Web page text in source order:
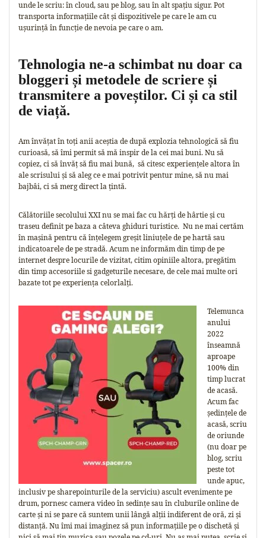
unde le scriu: în cloud, sau pe blog, sau în alt spațiu sigur. Pot
transporta informațiile cât și dispozitivele pe care le am cu
ușurință în funcție de nevoia pe care o am.
Tehnologia ne-a schimbat nu doar ca
bloggeri și metodele de scriere și
transmitere a poveștilor. Ci și ca stil
de viață.
Am învățat în toți anii aceștia de după explozia tehnologică să fiu
curioasă, să îmi permit să mă inspir de la cei mai buni. Nu să
copiez, ci să învăț să fiu mai bună, să citesc experiențele altora în
ale scrisului și să aleg ce e mai potrivit pentur mine, să nu mai
bajbâi, ci să merg direct la țintă.
Călătoriile secolului XXI nu se mai fac cu hărți de hârtie și cu
traseu definit pe baza a câteva ghiduri turistice. Nu ne mai certăm
în mașină pentru că înțelegem greșit liniuțele de pe hartă sau
indicatoarele de pe stradă. Acum ne informăm din timp de pe
internet despre locurile de vizitat, citim opiniile altora, pregătim
din timp accesoriile si gadgeturile necesare, de cele mai multe ori
bazate tot pe experiența celorlalți.
Telemunca
anului
2022
înseamnă
aproape
100% din
timp lucrat
de acasă.
Acum fac
ședințele de
acasă, scriu
de oriunde
(nu doar pe
blog, scriu
peste tot
unde apuc,
inclusiv pe sharepointurile de la serviciu) ascult evenimente pe
drum, pornesc camera video în sedințe sau în cluburile online de
carte și ni se pare că suntem unii lângă alții indiferent de oră, zi și
distanță. Nu îmi mai imaginez să pun informațiile pe o dischetă și